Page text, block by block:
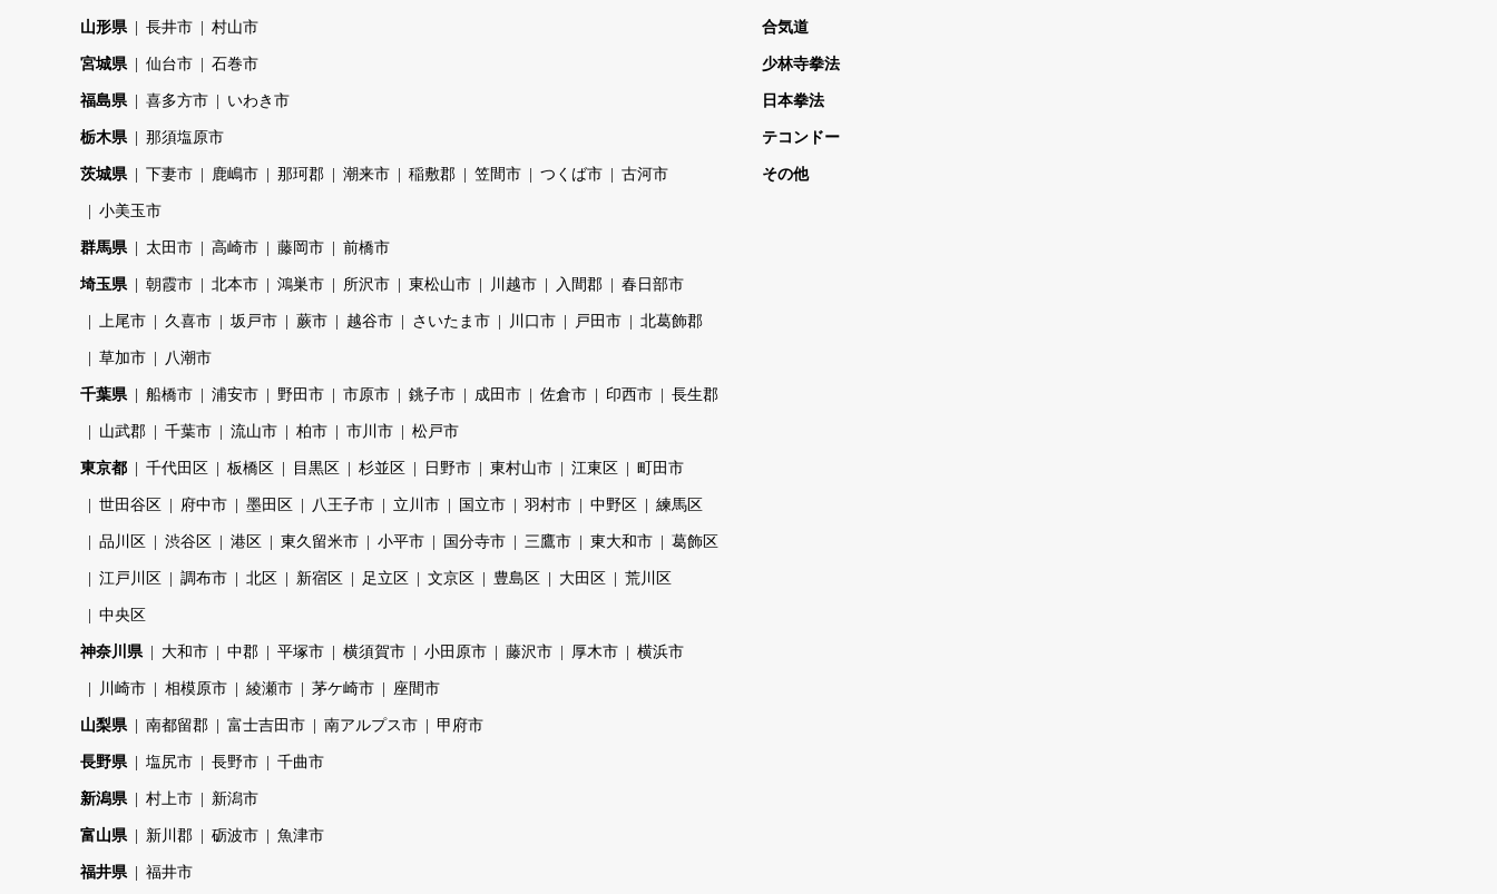
山形県 長井市 村山市
宮城県 仙台市 石巻市
福島県 喜多方市 いわき市
栃木県 那須塩原市
茨城県 下妻市 鹿嶋市 那珂郡 潮来市 稲敷郡 笠間市 つくば市 古河市
小美玉市
群馬県 太田市 高崎市 藤岡市 前橋市
埼玉県 朝霞市 北本市 鴻巣市 所沢市 東松山市 川越市 入間郡 春日部市
上尾市 久喜市 坂戸市 蕨市 越谷市 さいたま市 川口市 戸田市 北葛飾郡
草加市 八潮市
千葉県 船橋市 浦安市 野田市 市原市 銚子市 成田市 佐倉市 印西市 長生郡
山武郡 千葉市 流山市 柏市 市川市 松戸市
東京都 千代田区 板橋区 目黒区 杉並区 日野市 東村山市 江東区 町田市
世田谷区 府中市 墨田区 八王子市 立川市 国立市 羽村市 中野区 練馬区
品川区 渋谷区 港区 東久留米市 小平市 国分寺市 三鷹市 東大和市 葛飾区
江戸川区 調布市 北区 新宿区 足立区 文京区 豊島区 大田区 荒川区
中央区
神奈川県 大和市 中郡 平塚市 横須賀市 小田原市 藤沢市 厚木市 横浜市
川崎市 相模原市 綾瀬市 茅ケ崎市 座間市
山梨県 南都留郡 富士吉田市 南アルプス市 甲府市
長野県 塩尻市 長野市 千曲市
新潟県 村上市 新潟市
富山県 新川郡 砺波市 魚津市
福井県 福井市
合気道
少林寺拳法
日本拳法
テコンドー
その他